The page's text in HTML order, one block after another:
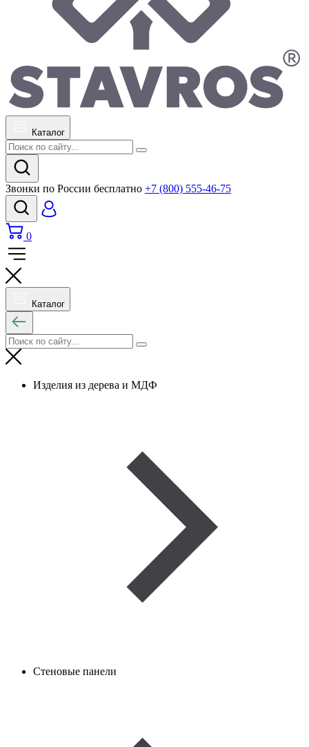
Каталог
Звонки по России бесплатно +7 (800) 555-46-75
0
Каталог
Изделия из дерева и МДФ
Стеновые панели